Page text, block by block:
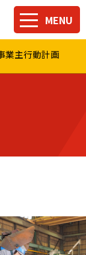
MENU
先輩の声
業主行動計画